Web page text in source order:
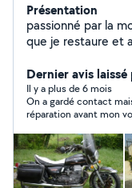
Présentation
passionné par la
que je restaure et
Dernier avis
Il y a plus de 6 mois
On a gardé contact
réparation avant mon